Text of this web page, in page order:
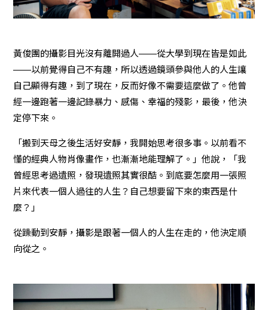
黃俊團的攝影目光沒有離開過人——從大學到現在皆是如此
——以前覺得自己不有趣，所以透過鏡頭參與他人的人生讓
自己顯得有趣，到了現在，反而好像不需要這麼做了。他曾
經一邊跑著一邊記錄暴力、感傷、幸福的殘影，最後，他決
定停下來。
「搬到天母之後生活好安靜，我開始思考很多事。以前看不
懂的經典人物肖像畫作，也漸漸地能理解了。」他說，「我
曾經思考過遺照，發現遺照其實很酷。到底要怎麼用一張照
片來代表一個人過往的人生？自己想要留下來的東西是什
麼？」
從躁動到安靜，攝影是跟著一個人的人生在走的，他決定順
向從之。